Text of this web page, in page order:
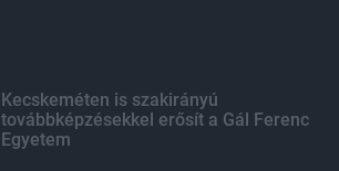
Kecskeméten is szakirányú
továbbképzésekkel erősít a Gál Ferenc
Egyetem